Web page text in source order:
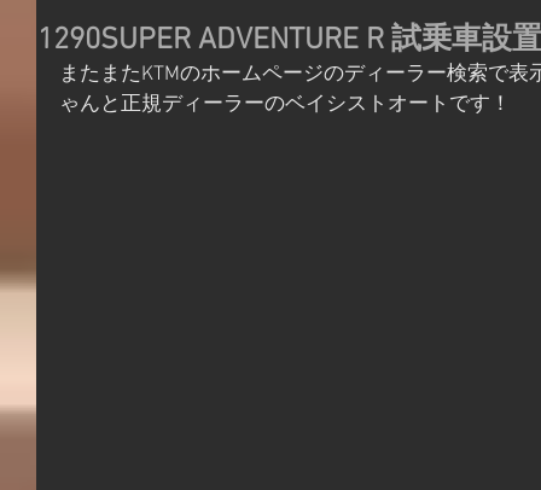
1290SUPER ADVENTURE R 試乗車設
またまたKTMのホームページのディーラー検索で
ゃんと正規ディーラーのベイシストオートです！